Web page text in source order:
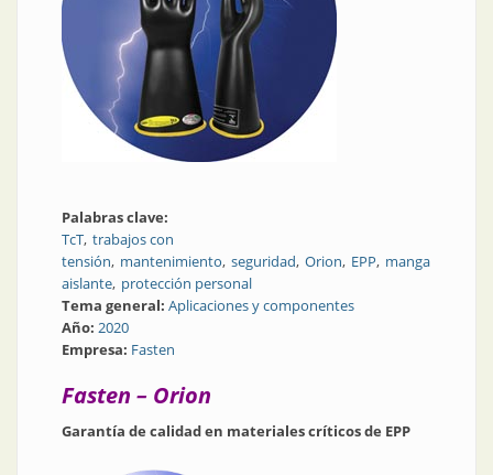
Palabras clave:
TcT trabajos con
tensión mantenimiento seguridad Orion EPP manga
aislante protección personal
Tema general: Aplicaciones y componentes
Año: 2020
Empresa: Fasten
Fasten – Orion
Garantía de calidad en materiales críticos de EPP